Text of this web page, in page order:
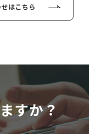
はこちら
すか？